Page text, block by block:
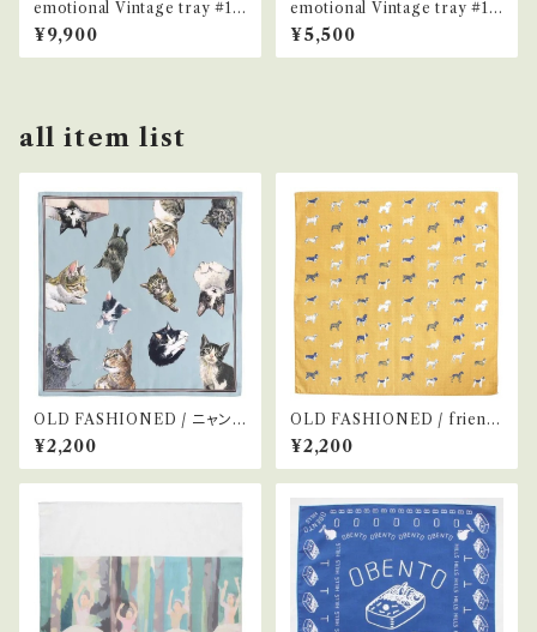
emotional Vintage tray #12
4
¥9,900
emotional Vintage tray #10
4
¥5,500
all item list
OLD FASHIONED / ニャンカ
チ ©Kow Yokoyama / my f
riend
¥2,200
OLD FASHIONED / friend
s
¥2,200